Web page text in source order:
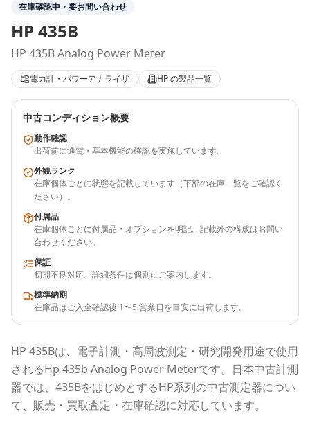
在庫確認中・要お問い合わせ
HP 435B
HP 435B Analog Power Meter
電力計・パワーアナライザ HPの製品一覧
中古コンディション概要
動作確認
出荷前に通電・基本機能の確認を実施しています。
外観ランク
在庫個体ごとに状態を記載しています（下部の在庫一覧をご確認く
ださい）。
付属品
在庫個体ごとに付属品・オプションを明記。記載外の構成はお問い
合わせください。
保証
初期不良対応。詳細条件は個別にご案内します。
標準納期
在庫品はご入金確認後 1〜5 営業日を目安に出荷します。
HP 435Bは、電子計測・高周波測定・研究開発用途で使用
されるHp 435b Analog Power Meterです。 日本中古計測
器では、 435BをはじめとするHP系列の中古測定器につい
て、販売・買取査定・在庫確認に対応しています。